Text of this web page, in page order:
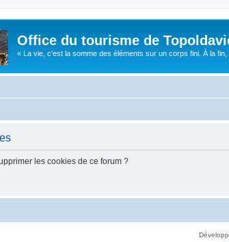
Office du tourisme de
« La vie, c'est la somme des éléments sur un corps fini. À la
les cookies de ce forum ?